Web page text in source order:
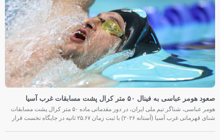
صعود هومر عباسی به فینال ۵۰ متر کرال پشت مسابقات غرب آسیا
هومر عباسی، شناگر تیم ملی ایران، در دور مقدماتی ماده ۵۰ متر کرال پشت مسابقات
شنای قهرمانی غرب آسیا (آستانه ۲۰۲۶) با ثبت زمان ۲۵.۶۷ ثانیه در جایگاه نخست قرار